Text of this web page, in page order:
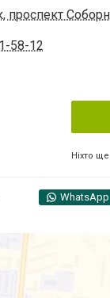
проспект
58-12
Ніхто
WhatsApp